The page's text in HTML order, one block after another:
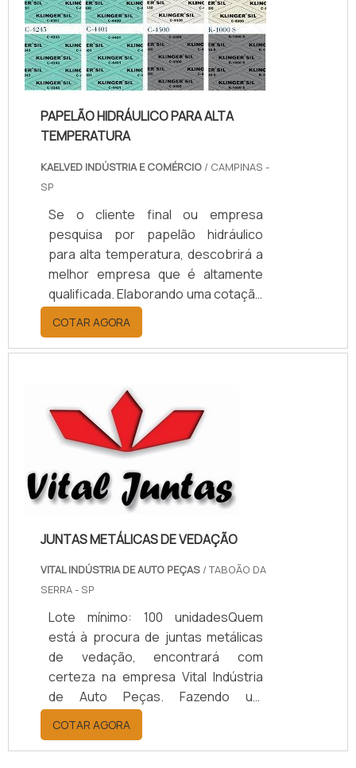
benefício com assessoria técnica
especializada.UM POUCO MAIS
SOBRE JUNTAS DE TEFLON
TEMPERA...
PAPELÃO HIDRÁULICO PARA ALTA
TEMPERATURA
KAELVED INDÚSTRIA E COMÉRCIO / CAMPINAS -
SP
Se o cliente final ou empresa
pesquisa por papelão hidráulico
para alta temperatura, descobrirá a
melhor empresa que é altamente
qualificada. Elaborando uma cotação
por meio da plataforma e
descobrindo a melhor referência do
mercado.MAIS INFORMAÇÕES
HIDRÁULICO PARA ALTA
TEMPERATURASe alguém pesquisar
papelão hidráulico para alta
temperatura encontra na internet a
kaelved. Uma empresa com alto
know-how em laudos ...
COTAR AGORA
JUNTAS METÁLICAS DE VEDAÇÃO
VITAL INDÚSTRIA DE AUTO PEÇAS / TABOÃO DA
SERRA - SP
Lote mínimo: 100 unidadesQuem
está à procura de juntas metálicas
de vedação, encontrará com
certeza na empresa Vital Indústria
de Auto Peças. Fazendo um
orçamento por meio da maior
empresa da área, é possível achar a
sofisticação, qualidade e preço
COTAR AGORA